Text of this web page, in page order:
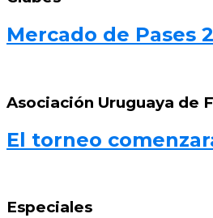
Mercado de Pases
Asociación Uruguaya de
El torneo
Especiales